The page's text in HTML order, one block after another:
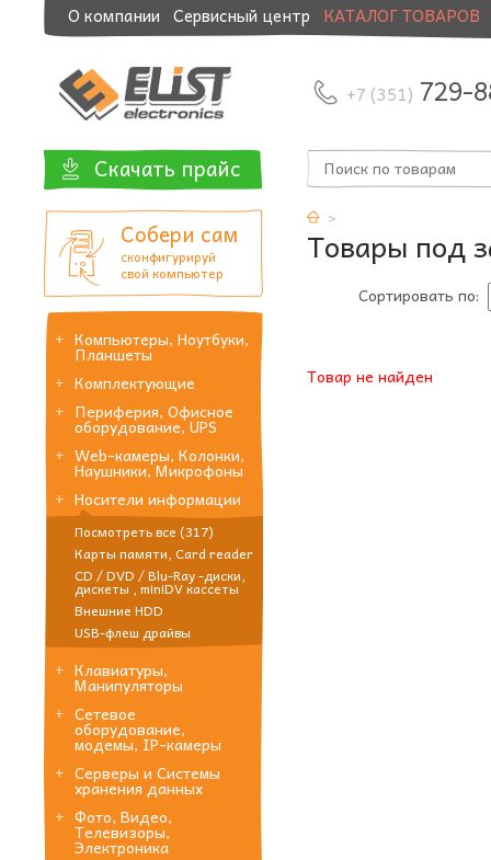
О компании Сервисный центр КАТАЛОГ ТОВАРОВ
+7 (351) 729-
Скачать прайс
Собери сам
сконфигурируй
свой компьютер
Компьютеры, Ноутбуки,
Планшеты
Комплектующие
Периферия, Офисное
оборудование, UPS
Web-камеры, Колонки,
Наушники, Микрофоны
Носители информации
Посмотреть все (317)
Карты памяти, Card reader
CD / DVD / Blu-Ray -диски,
дискеты , miniDV кассеты
Внешние HDD
USB-флеш драйвы
Клавиатуры,
Манипуляторы
Сетевое
оборудование,
модемы, IP-камеры
Серверы и Системы
хранения данных
Фото, Видео,
Телевизоры,
Электроника
Товары под
Сортировать по:
Товар не найден